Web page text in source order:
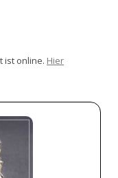
ist online. Hier